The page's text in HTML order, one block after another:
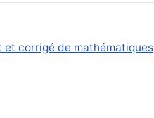
et corrigé de mathématiques